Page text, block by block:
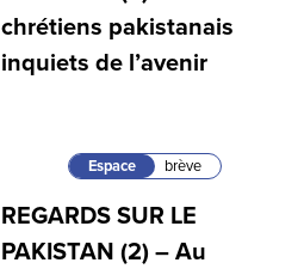
chrétiens pakistanais
inquiets de l’avenir
Espace brève
REGARDS SUR LE
PAKISTAN (2) – Au